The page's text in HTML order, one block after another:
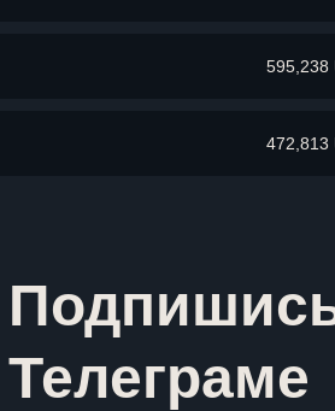
595,238
472,813
Телеграме